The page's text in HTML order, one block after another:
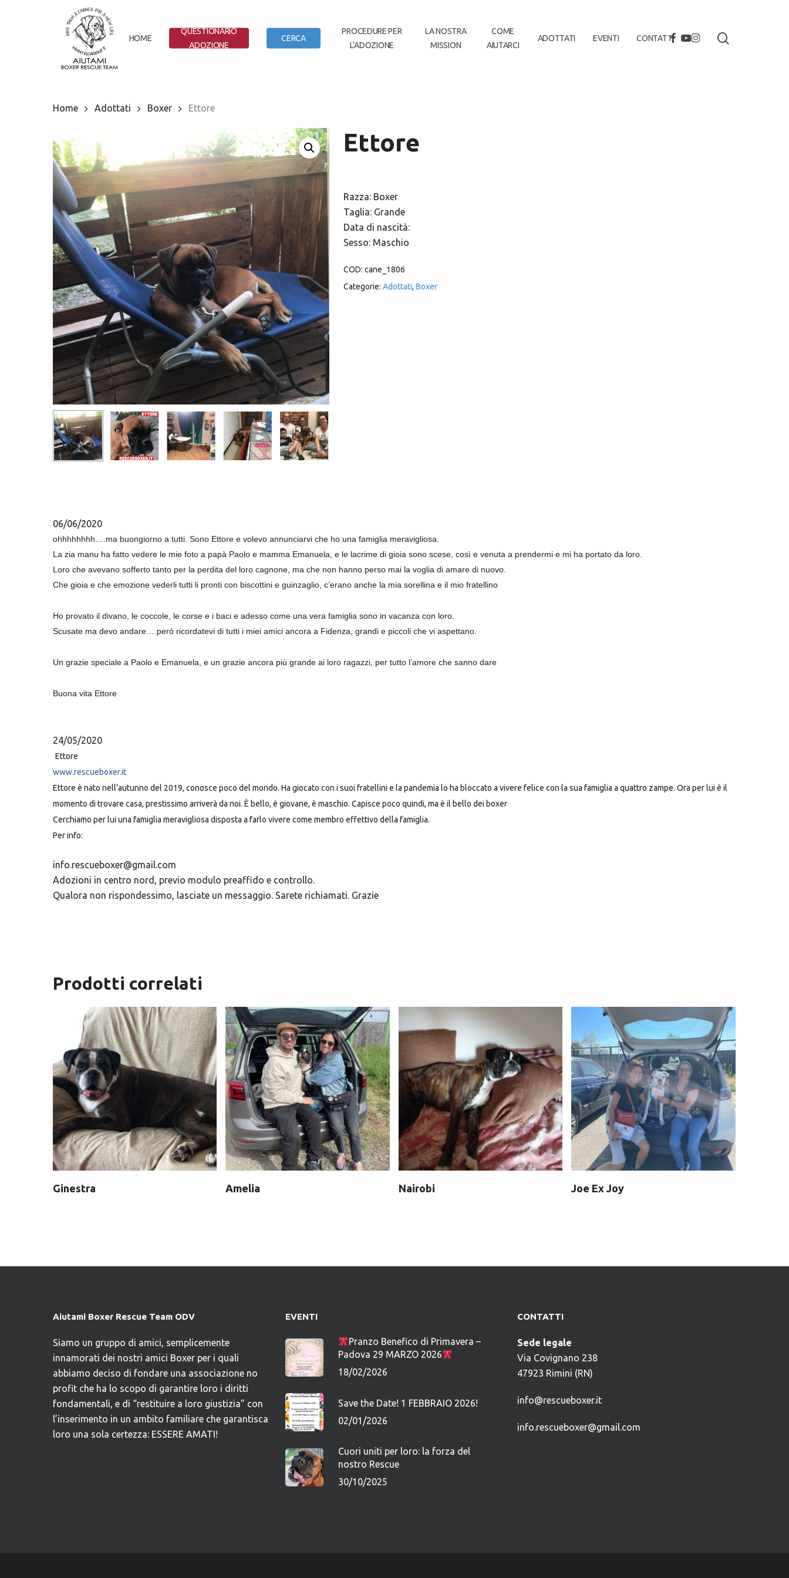
Hit enter to search or ESC to close
HOME
QUESTIONARIO
ADOZIONE
CERCA
PROCEDURE PER
L’ADOZIONE
LA NOSTRA
MISSION
COME
AIUTARCI
ADOTTATI EVENTI CONTATTIFACEBOOK
YOUTUBE
INSTAGRAM
Home Adottati Boxer Ettore
Ettore
Razza: Boxer
Taglia: Grande
Data di nascità:
Sesso: Maschio
COD: cane_1806
Categorie: Adottati, Boxer
06/06/2020
ohhhhhhhh….ma buongiorno a tutti. Sono Ettore e volevo annunciarvi che ho una famiglia meravigliosa.
La zia manu ha fatto vedere le mie foto a papà Paolo e mamma Emanuela, e le lacrime di gioia sono scese, così e venuta a prendermi e mi ha portato da loro.
Loro che avevano sofferto tanto per la perdita del loro cagnone, ma che non hanno perso mai la voglia di amare di nuovo.
Che gioia e che emozione vederli tutti li pronti con biscottini e guinzaglio, c’erano anche la mia sorellina e il mio fratellino
Ho provato il divano, le coccole, le corse e i baci e adesso come una vera famiglia sono in vacanza con loro.
Scusate ma devo andare….però ricordatevi di tutti i miei amici ancora a Fidenza, grandi e piccoli che vi aspettano.
Un grazie speciale a Paolo e Emanuela, e un grazie ancora più grande ai loro ragazzi, per tutto l’amore che sanno dare
Buona vita Ettore
24/05/2020
Ettore
www.rescueboxer.it
Ettore è nato nell’autunno del 2019, conosce poco del mondo. Ha giocato con i suoi fratellini e la pandemia lo ha bloccato a vivere felice con la sua famiglia a quattro zampe. Ora per lui è il
momento di trovare casa, prestissimo arriverà da noi. È bello, è giovane, è maschio. Capisce poco quindi, ma è il bello dei boxer
Cerchiamo per lui una famiglia meravigliosa disposta a farlo vivere come membro effettivo della famiglia.
Per info:
info.rescueboxer@gmail.com
Adozioni in centro nord, previo modulo preaffido e controllo.
Qualora non rispondessimo, lasciate un messaggio. Sarete richiamati. Grazie
Prodotti correlati
Ginestra Amelia Nairobi Joe Ex Joy
Aiutami Boxer Rescue Team ODV
Siamo un gruppo di amici, semplicemente
innamorati dei nostri amici Boxer per i quali
abbiamo deciso di fondare una associazione no
profit che ha lo scopo di garantire loro i diritti
fondamentali, e di “restituire a loro giustizia” con
l’inserimento in un ambito familiare che garantisca
loro una sola certezza: ESSERE AMATI!
EVENTI
Pranzo Benefico di Primavera –
Padova 29 MARZO 2026
18/02/2026
Save the Date! 1 FEBBRAIO 2026!
02/01/2026
Cuori uniti per loro: la forza del
nostro Rescue
30/10/2025
CONTATTI
Sede legale
Via Covignano 238
47923 Rimini (RN)
info@rescueboxer.it
info.rescueboxer@gmail.com